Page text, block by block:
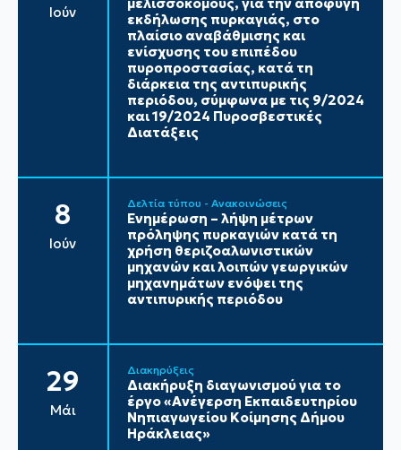
Ιούν
μελισσοκόμους, για την αποφυγή
εκδήλωσης πυρκαγιάς, στο
πλαίσιο αναβάθμισης και
ενίσχυσης του επιπέδου
πυροπροστασίας, κατά τη
διάρκεια της αντιπυρικής
περιόδου, σύμφωνα με τις 9/2024
και 19/2024 Πυροσβεστικές
Διατάξεις
8
Ιούν
Δελτία τύπου - Ανακοινώσεις
Ενημέρωση – λήψη μέτρων
πρόληψης πυρκαγιών κατά τη
χρήση θεριζοαλωνιστικών
μηχανών και λοιπών γεωργικών
μηχανημάτων ενόψει της
αντιπυρικής περιόδου
29
Μάι
Διακηρύξεις
Διακήρυξη διαγωνισμού για το
έργο «Ανέγερση Εκπαιδευτηρίου
Νηπιαγωγείου Κοίμησης Δήμου
Ηράκλειας»